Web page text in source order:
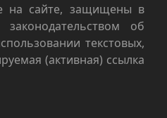
на сайте, защищены в
об
текстовых,
(активная) ссылка